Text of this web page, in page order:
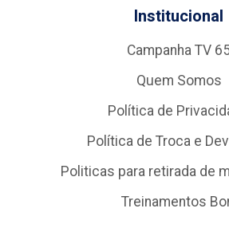
Institucional
Campanha TV
Quem Somos
Política de
Política de Troca e
Politicas para retirada de
Treinamentos